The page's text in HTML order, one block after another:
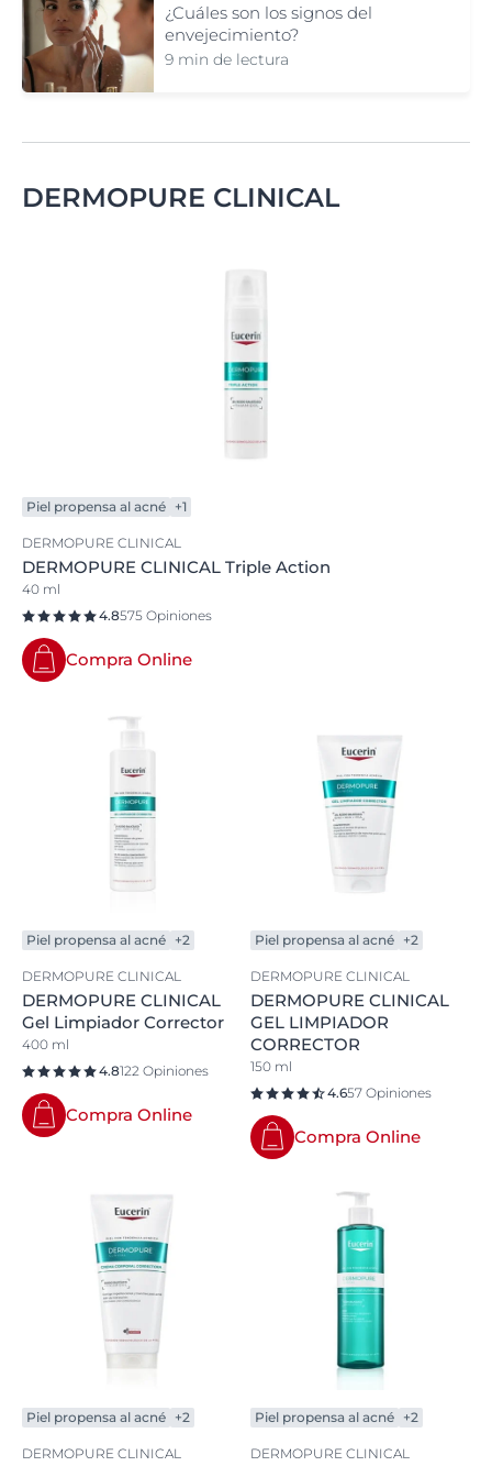
¿Cuáles son los signos del
envejecimiento?
9 min de lectura
DERMOPURE CLINICAL
Piel propensa al acné +1
DERMOPURE CLINICAL
DERMOPURE CLINICAL Triple Action
40 ml
4.8575 Opiniones
Compra Online
Piel propensa al acné +2
DERMOPURE CLINICAL
DERMOPURE CLINICAL
Gel Limpiador Corrector
400 ml
4.8122 Opiniones
Compra Online
Piel propensa al acné +2
DERMOPURE CLINICAL
DERMOPURE CLINICAL
GEL LIMPIADOR
CORRECTOR
150 ml
4.657 Opiniones
Compra Online
Piel propensa al acné +2
DERMOPURE CLINICAL
Piel propensa al acné +2
DERMOPURE CLINICAL